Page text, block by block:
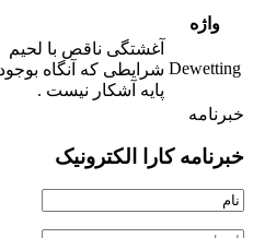
واژه
Dewetting
آغشتگی ناقص با لحيم
شرايطی که آنگاه
پايه آشکار نيست .
خبرنامه
خبرنامه کارا الکترونیک